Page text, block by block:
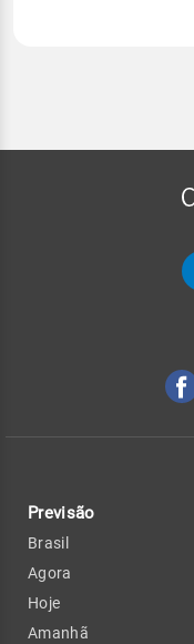
Previsão
Brasil
Agora
Hoje
Amanhã